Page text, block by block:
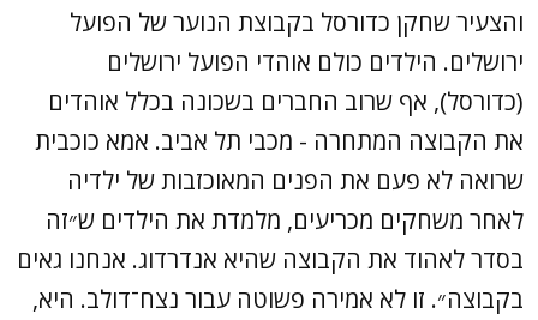
והצעיר שחקן כדורסל בקבוצת הנוער של הפועל
ירושלים. הילדים כולם אוהדי הפועל ירושלים
(כדורסל), אף שרוב החברים בשכונה בכלל אוהדים
את הקבוצה המתחרה - מכבי תל אביב. אמא כוכבית
שרואה לא פעם את הפנים המאוכזבות של ילדיה
לאחר משחקים מכריעים, מלמדת את הילדים ש״זה
בסדר לאהוד את הקבוצה שהיא אנדרדוג. אנחנו גאים
בקבוצה״. זו לא אמירה פשוטה עבור נצח־דולב. היא,